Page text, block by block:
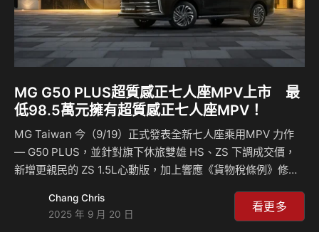
MG G50 PLUS超質感正七人座MPV上市 最
低98.5萬元擁有超質感正七人座MPV！
MG Taiwan 今（9/19）正式發表全新七人座乘用MPV 力作
— G50 PLUS，並針對旗下休旅雙雄 HS、ZS 下調成交價，
新增更親民的 ZS 1.5L心動版，加上響應《貨物稅條例》修正
品攻勢。 G50 PLUS以「最親民的正七人座MPV」姿態進軍
台灣市場，搭配延長汰舊換新5萬元與新購小客車5萬元貨物稅
Chang Chris
2025 年 9 月 20 日
看更多